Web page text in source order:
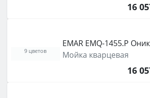
16
EMAR EMQ-1455.P
Мойка кварцевая
16
9 цветов